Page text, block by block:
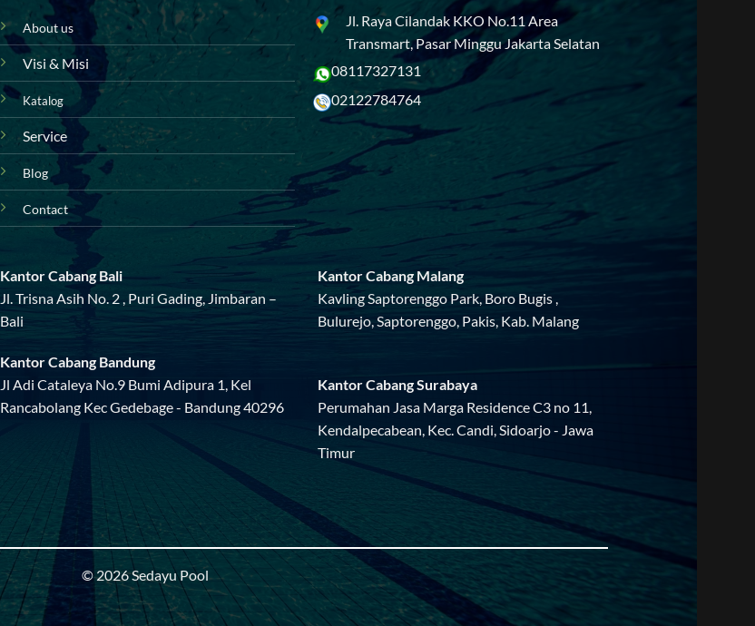
About us
Visi & Misi
Katalog
Service
Blog
Contact
Jl. Raya Cilandak KKO No.11 Area
Transmart, Pasar Minggu Jakarta Selatan
08117327131
02122784764
Kantor Cabang Bali
Jl. Trisna Asih No. 2 , Puri Gading, Jimbaran –
Bali
Kantor Cabang Bandung
Jl Adi Cataleya No.9 Bumi Adipura 1, Kel
Rancabolang Kec Gedebage - Bandung 40296
Kantor Cabang Malang
Kavling Saptorenggo Park, Boro Bugis ,
Bulurejo, Saptorenggo, Pakis, Kab. Malang
Kantor Cabang Surabaya
Perumahan Jasa Marga Residence C3 no 11,
Kendalpecabean, Kec. Candi, Sidoarjo - Jawa
Timur
© 2026 Sedayu Pool